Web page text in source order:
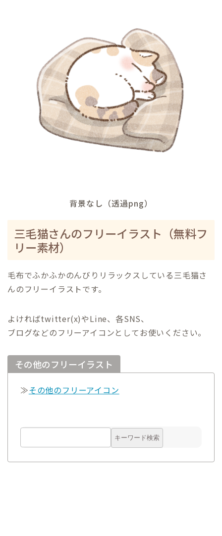
背景なし（透過png）
三毛猫さんのフリーイラスト（無料フ
リー素材）
毛布でふかふかのんびりリラックスしている三毛猫さ
んのフリーイラストです。
よければtwitter(x)やLine、各SNS、
ブログなどのフリーアイコンとしてお使いください。
その他のフリーイラスト
≫その他のフリーアイコン